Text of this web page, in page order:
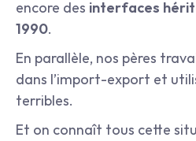
encore des interfaces
1990.
En parallèle, nos pères
dans l’import-export et
terribles.
Et on connaît tous cette